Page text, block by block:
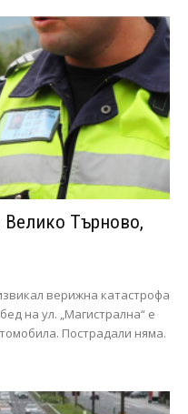
Велико Търново,
верижна катастрофа
на ул. „Магистрална“ е
Пострадали няма.